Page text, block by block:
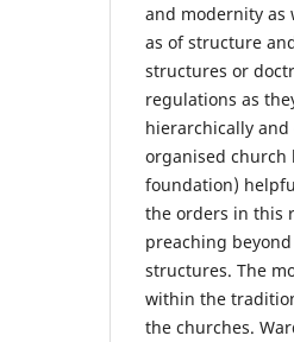
and modernity as
as of structure
structures or
regulations as
hierarchically
organised church
foundation)
the orders in this
preaching
structures. The
within the
the churches.